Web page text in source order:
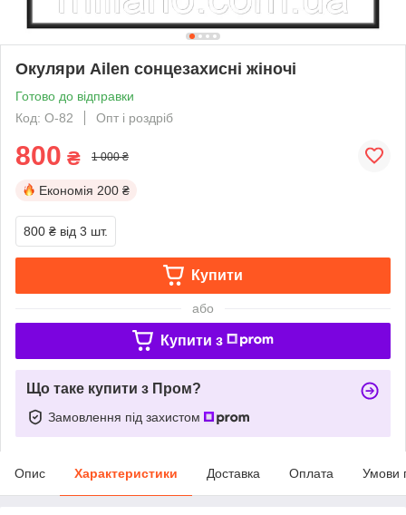
Окуляри Ailen сонцезахисні жіночі
Готово до відправки
Код: O-82
Опт і роздріб
800 ₴ 1 000 ₴
Економія 200 ₴
800 ₴ від 3 шт.
Купити
або
Купити з
Що таке купити з Пром?
Замовлення під захистом
Опис Характеристики Доставка Оплата Умови